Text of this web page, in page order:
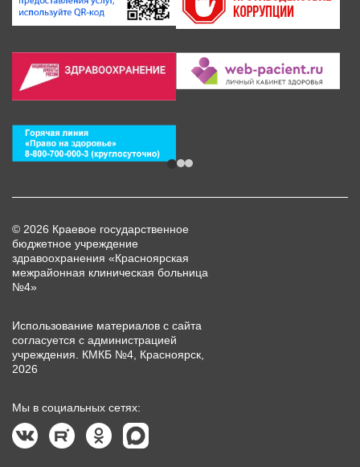
© 2026 Краевое государственное
бюджетное учреждение
здравоохранения «Красноярская
межрайонная клиническая больница
№4»
Использование материалов с сайта
согласуется с администрацией
учреждения. КМКБ №4, Красноярск,
2026
Мы в социальных сетях: